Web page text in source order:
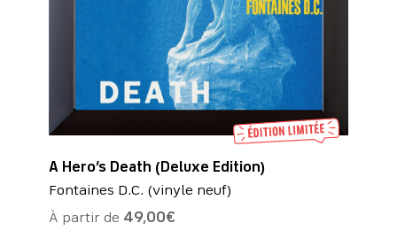
A Hero’s Death (Deluxe Edition)
Fontaines D.C. (vinyle neuf)
À partir de 49,00€